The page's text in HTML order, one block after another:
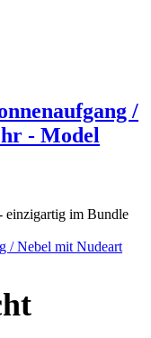
/
- Model
einzigartig im Bundle